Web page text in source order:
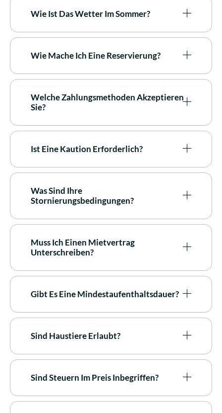
Wie Ist Das Wetter Im Sommer?
Wie Mache Ich Eine Reservierung?
Welche Zahlungsmethoden Akzeptieren
Sie?
Ist Eine Kaution Erforderlich?
Was Sind Ihre
Stornierungsbedingungen?
Muss Ich Einen Mietvertrag
Unterschreiben?
Gibt Es Eine Mindestaufenthaltsdauer?
Sind Haustiere Erlaubt?
Sind Steuern Im Preis Inbegriffen?